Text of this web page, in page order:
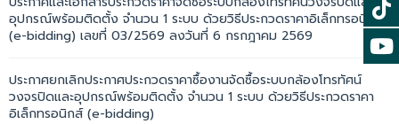
อุปกรณ์พร้อมติดตั้ง จำนวน 1 ระบบ ด้วยวิธีประกวดราคาอิเล็กทรอนิกส์
(e-bidding) เลขที่ 03/2569 ลงวันที่ 6 กรกฎาคม 2569
ประกาศยกเลิกประกาศประกวดราคาซื้องานจัดซื้อระบบกล้องโทรทัศน์
วงจรปิดและอุปกรณ์พร้อมติดตั้ง จำนวน 1 ระบบ ด้วยวิธีประกวดราคา
อิเล็กทรอนิกส์ (e-bidding)